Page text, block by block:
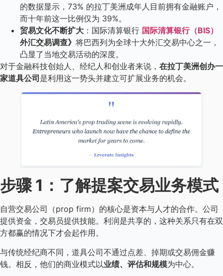
的数据显示，73% 的拉丁美洲成年人目前拥有金融账户，
而十年前这一比例仅为 39%。
贸易文化不断扩大 ：国际清算银行 国际清算银行（BIS）
外汇交易调查》 将巴西列为全球十大外汇交易中心之一，
凸显了当地交易活动的深度。
对于金融科技创始人、经纪人和创业者来说， 在拉丁美洲创办一
家道具公司是利用这一势头并建立可扩展业务的机会。
步骤 1：了解提案交易业务模式
自营交易公司（prop firm）的核心是资本与人才的合作。公司
提供资金，交易员提供技能。利润是共享的，这种关系只有在双
方都赢的情况下才会起作用。
与传统经纪商不同，道具公司不通过点差、掉期或交易佣金赚
钱。相反，他们的商业模式以业绩、评估和规模为中心。